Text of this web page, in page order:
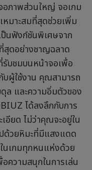
อภาพส่วนใหญ่ จอเกม
หมาะสมที่สุดช่วยเพิ่ม
นฟังก์ชันพิเศษจาก
สุดอย่างชาญฉลาด
บชมบนหน้าจอเพื่อ
บผู้ใช้งาน คุณสามารถ
ล และความอิ่มตัวของ
ได้ลงลึกกับการ
อียด ไม่ว่าคุณจะอยู่ใน
ด้วยหิมะที่มีแสงแดด
นเกมทุกหนแห่งด้วย
ความสนุกในการเล่น